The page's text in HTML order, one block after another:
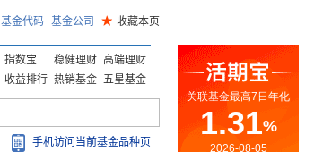
基金代码 基金公司 ★ 收藏本页
指数宝 稳健理财 高端理财
收益排行 热销基金 五星基金
手机访问当前基金品种页